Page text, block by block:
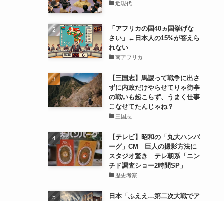
近現代
「アフリカの国40ヵ国挙げな
さい」←日本人の15%が答えら
れない
南アフリカ
【三国志】馬謖って戦争に出さ
ずに内政だけやらせてりゃ街亭
の戦いも起こらず、うまく仕事
こなせてたんじゃね？
三国志
【テレビ】昭和の「丸大ハンバ
ーグ」CM 巨人の撮影方法に
スタジオ驚き テレ朝系「ニン
チド調査ショー2時間SP」
歴史考察
日本「ふええ…第二次大戦でア